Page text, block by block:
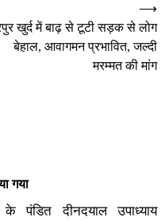
खुर्द में बाढ़ से टूटी सड़क से लोग
बेहाल, आवागमन प्रभावित, जल्दी
मरम्मत की मांग
⟶
गया
पंडित दीनदयाल उपाध्याय